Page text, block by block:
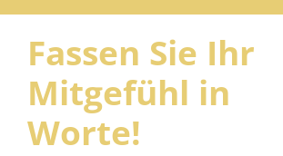
Fassen Sie Ihr
Mitgefühl in
Worte!